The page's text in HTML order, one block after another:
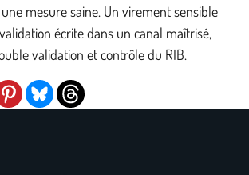
une mesure saine. Un virement sensible
écrite dans un canal maîtrisé,
validation et contrôle du RIB.